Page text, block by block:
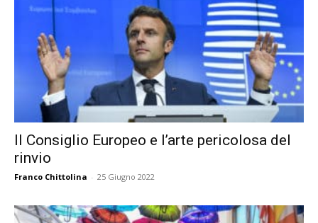
Il Consiglio Europeo e l’arte pericolosa del
rinvio
Franco Chittolina - 25 Giugno 2022